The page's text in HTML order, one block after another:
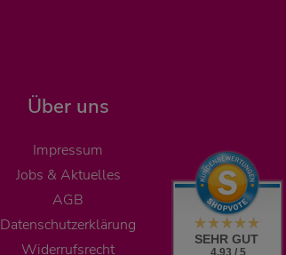
Über uns
Impressum
Jobs & Aktuelles
AGB
Datenschutzerklärung
Widerrufsrecht
SEHR GUT
4.93 / 5